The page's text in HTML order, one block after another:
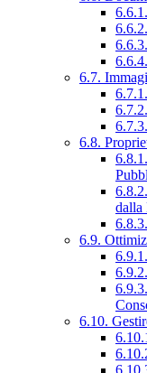
6.7.
6.8.
dalla
6.9.
6.10.